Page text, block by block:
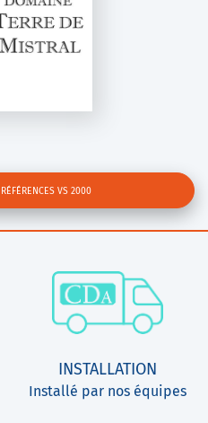
VS 2000
INSTALLATION
Installé par nos équipes